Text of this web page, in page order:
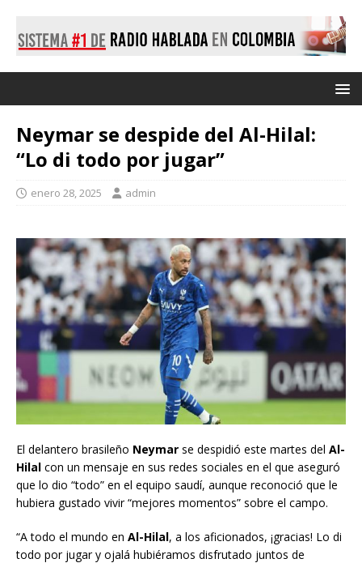
Neymar se despide del Al-Hilal:
“Lo di todo por jugar”
enero 28, 2025 admin
El delantero brasileño Neymar se despidió este martes del Al-
Hilal con un mensaje en sus redes sociales en el que aseguró
que lo dio “todo” en el equipo saudí, aunque reconoció que le
hubiera gustado vivir “mejores momentos” sobre el campo.
“A todo el mundo en Al-Hilal, a los aficionados, ¡gracias! Lo di
todo por jugar y ojalá hubiéramos disfrutado juntos de